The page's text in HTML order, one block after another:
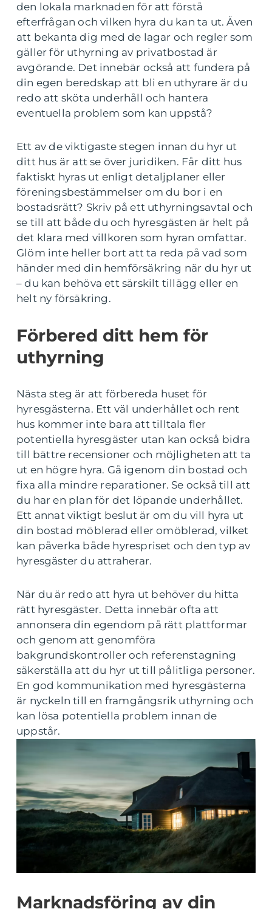
den lokala marknaden för att förstå
efterfrågan och vilken hyra du kan ta ut. Även
att bekanta dig med de lagar och regler som
gäller för uthyrning av privatbostad är
avgörande. Det innebär också att fundera på
din egen beredskap att bli en uthyrare är du
redo att sköta underhåll och hantera
eventuella problem som kan uppstå?
Ett av de viktigaste stegen innan du hyr ut
ditt hus är att se över juridiken. Får ditt hus
faktiskt hyras ut enligt detaljplaner eller
föreningsbestämmelser om du bor i en
bostadsrätt? Skriv på ett uthyrningsavtal och
se till att både du och hyresgästen är helt på
det klara med villkoren som hyran omfattar.
Glöm inte heller bort att ta reda på vad som
händer med din hemförsäkring när du hyr ut
– du kan behöva ett särskilt tillägg eller en
helt ny försäkring.
Förbered ditt hem för
uthyrning
Nästa steg är att förbereda huset för
hyresgästerna. Ett väl underhållet och rent
hus kommer inte bara att tilltala fler
potentiella hyresgäster utan kan också bidra
till bättre recensioner och möjligheten att ta
ut en högre hyra. Gå igenom din bostad och
fixa alla mindre reparationer. Se också till att
du har en plan för det löpande underhållet.
Ett annat viktigt beslut är om du vill hyra ut
din bostad möblerad eller omöblerad, vilket
kan påverka både hyrespriset och den typ av
hyresgäster du attraherar.
När du är redo att hyra ut behöver du hitta
rätt hyresgäster. Detta innebär ofta att
annonsera din egendom på rätt plattformar
och genom att genomföra
bakgrundskontroller och referenstagning
säkerställa att du hyr ut till pålitliga personer.
En god kommunikation med hyresgästerna
är nyckeln till en framgångsrik uthyrning och
kan lösa potentiella problem innan de
uppstår.
Marknadsföring av din